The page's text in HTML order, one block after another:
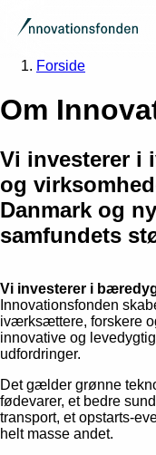
Forside
Om
Vi investerer i
og
Danmark og
samfundets
Vi investerer i
Innovationsfonden
iværksættere, forskere
innovative og
udfordringer.
Det gælder grønne
fødevarer, et bedre
transport, et opstarts-
helt masse andet.